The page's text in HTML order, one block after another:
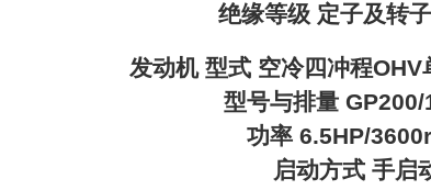
绝缘等级 定子及转
发动机 型式 空冷四冲程OHV
型号与排量
功率 6.5HP/
启动方式 手启